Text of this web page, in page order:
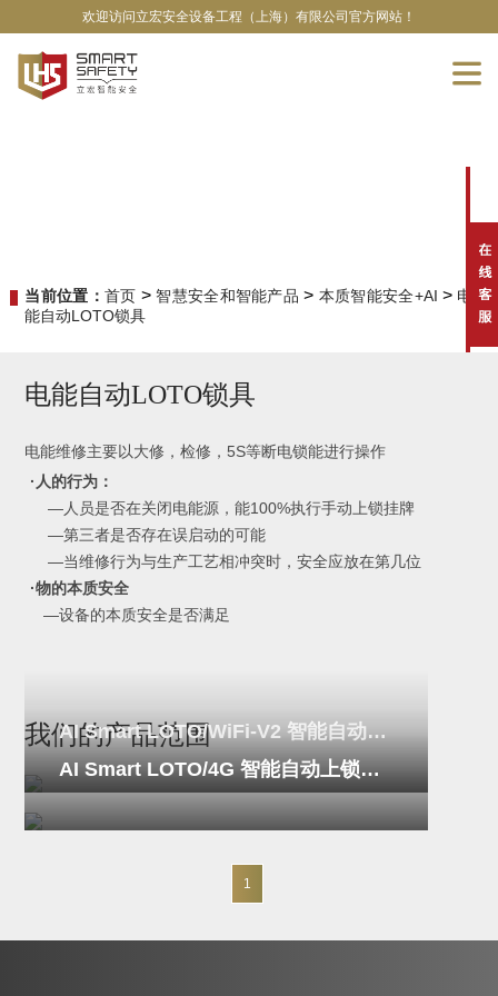
欢迎访问立宏安全设备工程（上海）有限公司官方网站！
当前位置： 首页 > 智慧安全和智能产品 > 本质智能安全+AI > 电
能自动LOTO锁具
电能自动LOTO锁具
电能维修主要以大修，检修，5S等断电锁能进行操作
·人的行为：
—人员是否在关闭电能源，能100%执行手动上锁挂牌
—第三者是否存在误启动的可能
—当维修行为与生产工艺相冲突时，安全应放在第几位
·物的本质安全
—设备的本质安全是否满足
我们的产品范围
AI Smart LOTO/WiFi-V2 智能自动上锁挂牌（电能）装置
AI Smart LOTO/4G 智能自动上锁挂牌（电能）装置-电柜版
1